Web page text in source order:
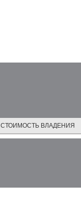
СТОИМОСТЬ ВЛАДЕНИЯ